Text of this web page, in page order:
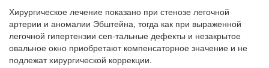
Хирургическое лечение показано при стенозе легочной
артерии и ано­малии Эбштейна, тогда как при выраженной
легочной гипертензии сеп-тальные дефекты и незакрытое
овальное окно приобретают компенса­торное значение и не
подлежат хирургической коррекции.